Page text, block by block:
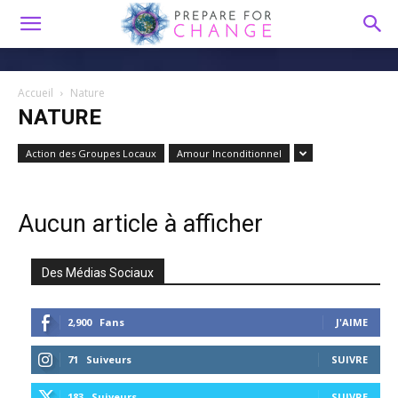
Accueil Nature
NATURE
Action des Groupes Locaux Amour Inconditionnel
Aucun article à afficher
Des Médias Sociaux
2,900 Fans J'AIME
71 Suiveurs SUIVRE